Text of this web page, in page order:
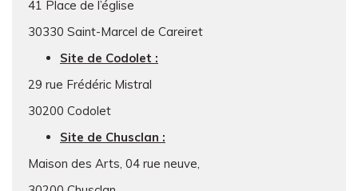
41 Place de l’église
30330 Saint-Marcel de Careiret
Site de Codolet :
29 rue Frédéric Mistral
30200 Codolet
Site de Chusclan :
Maison des Arts, 04 rue neuve,